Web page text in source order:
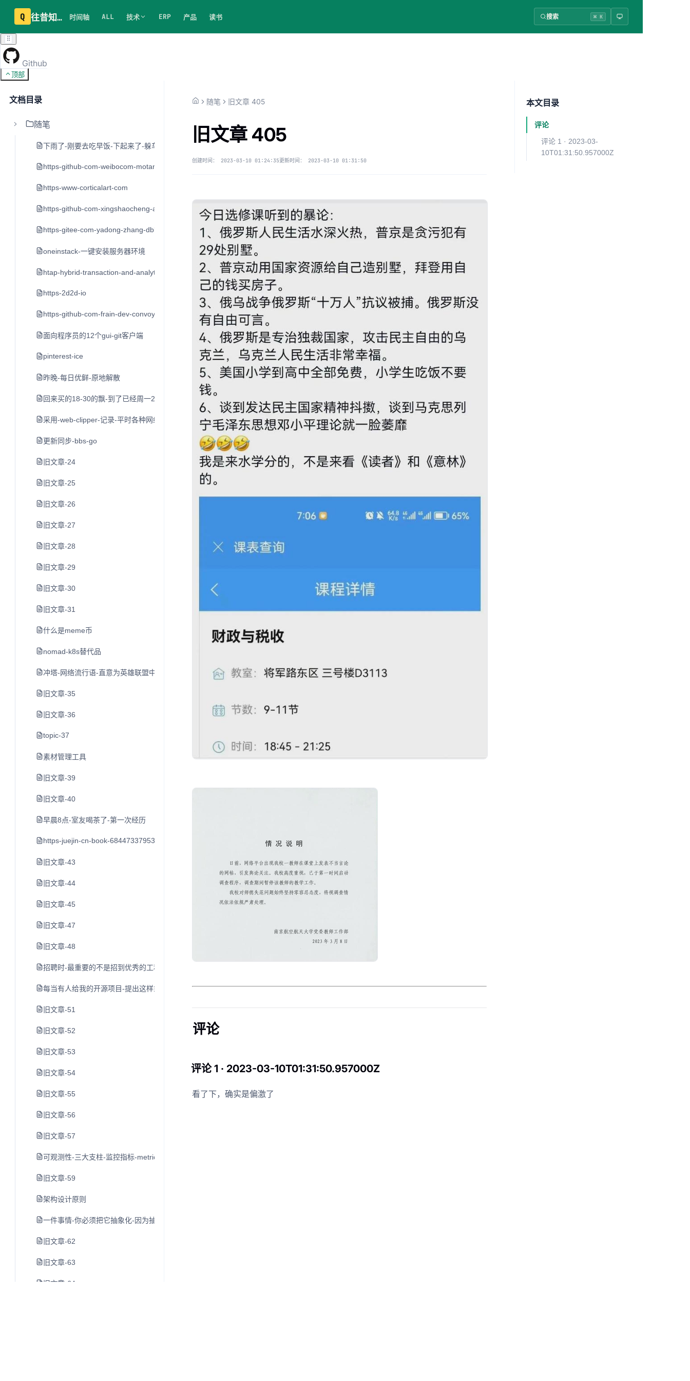
Q 往昔知识库 时间轴 ALL 技术 ERP 产品 读书 搜索 ⌘ K
Github
顶部
文档目录
随笔
下雨了-刚要去吃早饭-下起来了-躲车里20分钟
https-github-com-weibocom-motan
https-www-corticalart-com
https-github-com-xingshaocheng-architect-awesome
https-gitee-com-yadong-zhang-dblog
oneinstack-一键安装服务器环境
htap-hybrid-transaction-and-analytical-processing-混合事务和分析处理
https-2d2d-io
https-github-com-frain-dev-convoy
面向程序员的12个gui-git客户端
pinterest-ice
昨晚-每日优鲜-原地解散
回来买的18-30的飘-到了已经周一2点了-打车到家不到3点
采用-web-clipper-记录-平时各种网络平台的-好文章-值得记录的事件-web网址-图书-电影等
更新同步-bbs-go
旧文章-24
旧文章-25
旧文章-26
旧文章-27
旧文章-28
旧文章-29
旧文章-30
旧文章-31
什么是meme币
nomad-k8s替代品
冲塔-网络流行语-直意为英雄联盟中尚未发育完全就去打防御塔-在网络环境下代指作死
旧文章-35
旧文章-36
topic-37
素材管理工具
旧文章-39
旧文章-40
早晨8点-室友喝茶了-第一次经历
https-juejin-cn-book-6844733795329900551-section-6844733795380232206
旧文章-43
旧文章-44
旧文章-45
旧文章-47
旧文章-48
招聘时-最重要的不是招到优秀的工程师-而是避免招到糟糕的工程师
每当有人给我的开源项目-提出这样或那样的要求-我就给他三个-f-让他自己选一个
旧文章-51
旧文章-52
旧文章-53
旧文章-54
旧文章-55
旧文章-56
旧文章-57
可观测性-三大支柱-监控指标-metrics-日志-logging-和链路-tracing
旧文章-59
架构设计原则
一件事情-你必须把它抽象化-因为抽象化以后才可以简化-简化后才可以标准化-标准化的事情才能自动化-自动化的事情才能规模化
旧文章-62
旧文章-63
旧文章-64
随笔 旧文章 405
旧文章 405
创建时间： 2023-03-10 01:24:35更新时间： 2023-03-10 01:31:50
评论
评论 1 · 2023-03-10T01:31:50.957000Z
看了下，确实是偏激了
本文目录
评论
评论 1 · 2023-03-
10T01:31:50.957000Z